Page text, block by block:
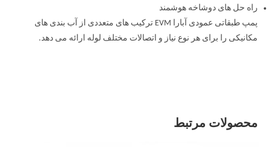
راه حل های دوشاخه هوشمند
پمپ طبقاتی عمودی آبارا EVM ترکیب های متعددی از آب بندی های
مکانیکی را برای هر نوع نیاز و اتصالات مختلف لوله ارائه می دهد.
محصولات مرتبط